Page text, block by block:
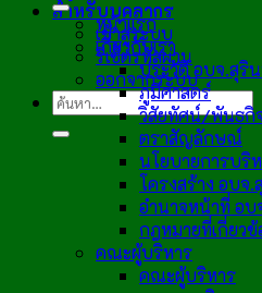
สำหรับบุคลากร
เข้าสู่ระบบ
รีเซ็ตรหัสผ่าน
ออกจากระบบ
หน้าแรก
เกี่ยวกับเรา
ประวัติ อบจ.สุริ
ภูมิศาสตร์
วิสัยทัศน์/พันธกิ
ตราสัญลักษณ์
นโยบายการบริ
โครงสร้าง อบจ
อำนาจหน้าที่ อบ
กฎหมายที่เกี่ยว
คณะผู้บริหาร
คณะผู้บริหาร